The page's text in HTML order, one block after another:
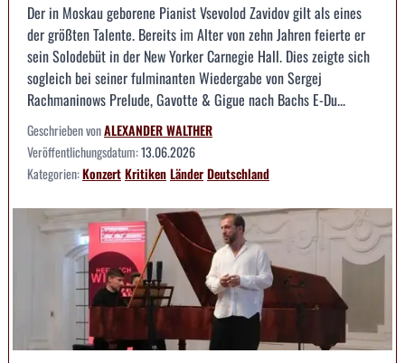
Der in Moskau geborene Pianist Vsevolod Zavidov gilt als eines
der größten Talente. Bereits im Alter von zehn Jahren feierte er
sein Solodebüt in der New Yorker Carnegie Hall. Dies zeigte sich
sogleich bei seiner fulminanten Wiedergabe von Sergej
Rachmaninows Prelude, Gavotte & Gigue nach Bachs E-Du...
Geschrieben vonALEXANDER WALTHER
Veröffentlichungsdatum:13.06.2026
Kategorien:KonzertKritikenLänderDeutschland